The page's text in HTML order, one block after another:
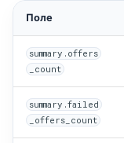
Поле
summary.offers
_count
summary.failed
_offers_count